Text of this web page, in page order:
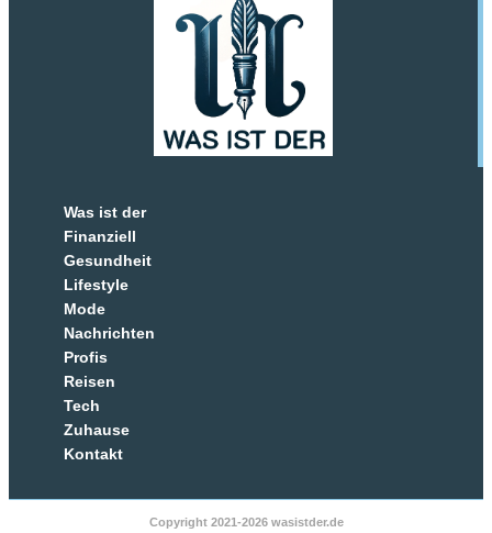
Was ist der
Finanziell
Gesundheit
Lifestyle
Mode
Nachrichten
Profis
Reisen
Tech
Zuhause
Kontakt
Copyright 2021-2026 wasistder.de